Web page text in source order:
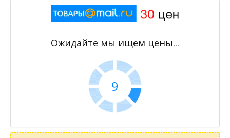
Ожидайте мы ищем цены...
9